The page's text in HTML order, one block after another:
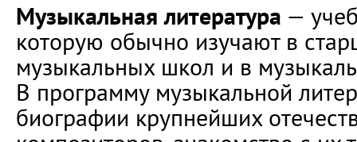
Музыкальная литература —
которую обычно изучают в
музыкальных школ и в
В программу музыкальной
биографии крупнейших